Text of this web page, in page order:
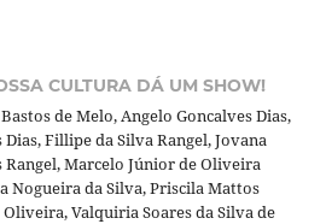
CULTURA DÁ UM SHOW!
de Melo, Angelo Goncalves Dias,
Fillipe da Silva Rangel, Jovana
Rangel, Marcelo Júnior de Oliveira
Nogueira da Silva, Priscila Mattos
Valquiria Soares da Silva de